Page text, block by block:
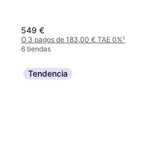
549 €
O 3 pagos de 183,00 € TAE 0%¹
6 tiendas
Tendencia